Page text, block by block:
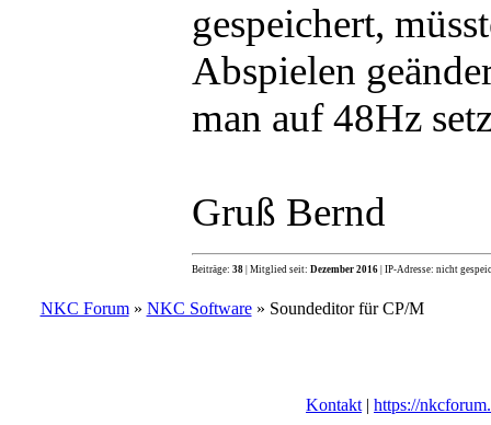
gespeichert,
Abspielen
man auf 48Hz
Gruß Bernd
Beiträge: 38| Mitglied seit: Dezember 2016| IP-Adresse: nicht
NKC Forum» NKC Software» Soundeditor für CP/M
Kontakt | https://